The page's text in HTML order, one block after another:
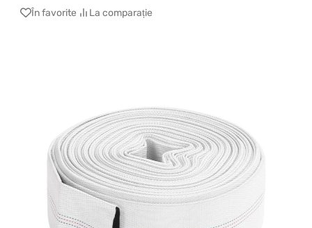
În favorite La comparație